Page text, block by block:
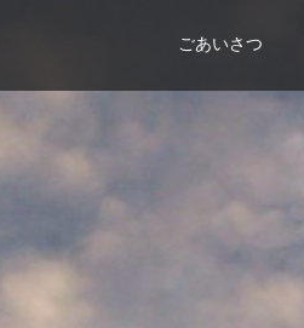
ごあいさつ